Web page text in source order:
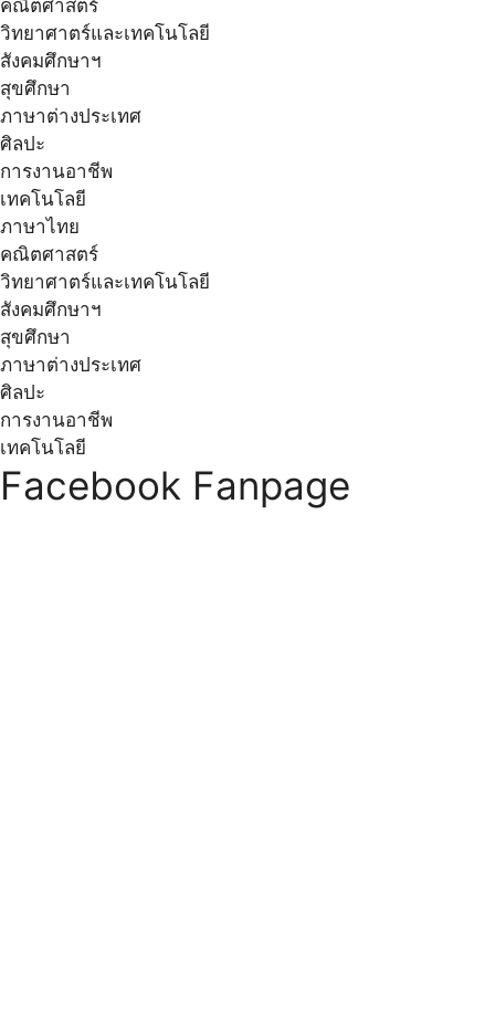
คณิตศาสตร์
วิทยาศาตร์และเทคโนโลยี
สังคมศึกษาฯ
สุขศึกษา
ภาษาต่างประเทศ
ศิลปะ
การงานอาชีพ
เทคโนโลยี
ภาษาไทย
คณิตศาสตร์
วิทยาศาตร์และเทคโนโลยี
สังคมศึกษาฯ
สุขศึกษา
ภาษาต่างประเทศ
ศิลปะ
การงานอาชีพ
เทคโนโลยี
Facebook Fanpage